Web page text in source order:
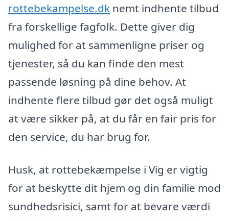
rottebekampelse.dk nemt indhente tilbud
fra forskellige fagfolk. Dette giver dig
mulighed for at sammenligne priser og
tjenester, så du kan finde den mest
passende løsning på dine behov. At
indhente flere tilbud gør det også muligt
at være sikker på, at du får en fair pris for
den service, du har brug for.
Husk, at rottebekæmpelse i Vig er vigtig
for at beskytte dit hjem og din familie mod
sundhedsrisici, samt for at bevare værdi